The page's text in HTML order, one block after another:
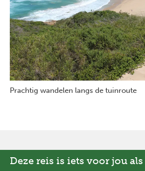
Prachtig wandelen langs de tuinroute
Deze reis is iets voor jou als